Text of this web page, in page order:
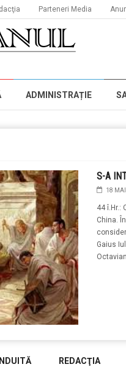
Parteneri Media
ADMINISTRAȚIE
S-A
18
44 î.Hr.:
China.
Gaius
REDACŢIA